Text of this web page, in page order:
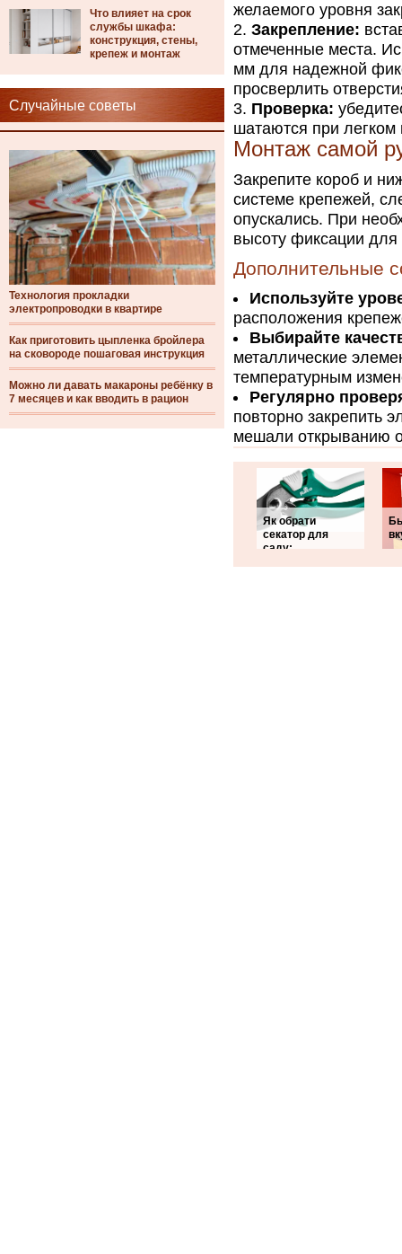
Что влияет на срок
службы шкафа:
конструкция, стены,
крепеж и монтаж
Случайные советы
Технология прокладки
электропроводки в квартире
Как приготовить цыпленка бройлера
на сковороде пошаговая инструкция
Можно ли давать макароны ребёнку в
7 месяцев и как вводить в рацион
желаемого уровня
Закрепление:
отмеченные места.
мм для надежной
просверлить
Проверка:
шатаются при
Монтаж самой
Закрепите короб и
системе крепежей,
опускались. При
высоту фиксации
Дополнительные
Используйте
расположения
Выбирайте
металлические
температурным
Регулярно
повторно закрепить
мешали открыванию
Як обрати
секатор для
саду: